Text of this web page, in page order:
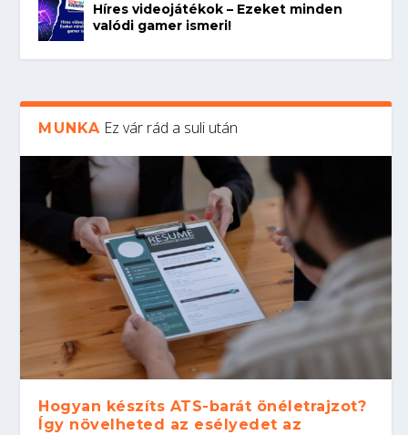
Híres videojátékok – Ezeket minden
valódi gamer ismeri!
MUNKA Ez vár rád a suli után
Hogyan készíts ATS-barát önéletrajzot?
Így növelheted az esélyedet az